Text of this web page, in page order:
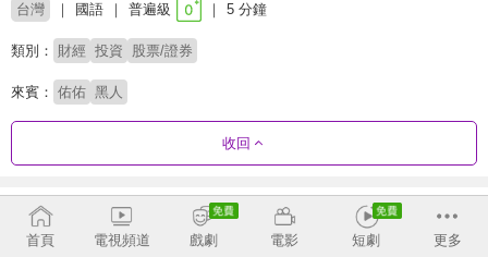
台灣 國語 普遍級 5 分鐘
類別： 財經 投資 股票/證券
來賓： 佑佑 黑人
收回
劇集列表
反序
首頁
電視頻道 戲劇 電影 短劇 更多